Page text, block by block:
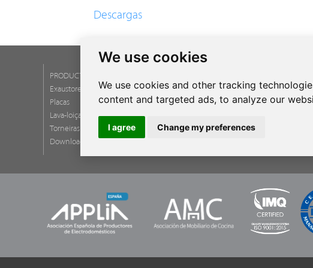
We use cookies
We use cookies and other tracking
content and targeted ads, to analyze our
I agree Change my preferences
Descargas
PRODUCTOS
Exaustores
Placas
Lava-loiças
Torneiras
Download do catálogo
Assistência técnica
Garantias
Perguntas frequentes